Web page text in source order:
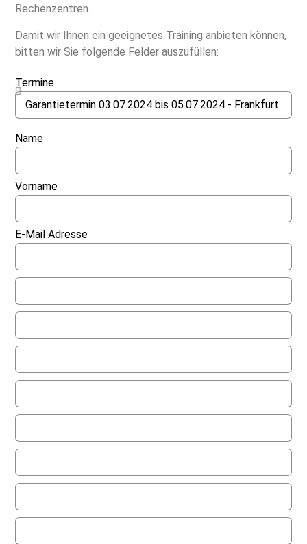
Rechenzentren.
Damit wir Ihnen ein geeignetes Training anbieten können,
bitten wir Sie folgende Felder auszufüllen:
Termine
Name
Vorname
E-Mail Adresse